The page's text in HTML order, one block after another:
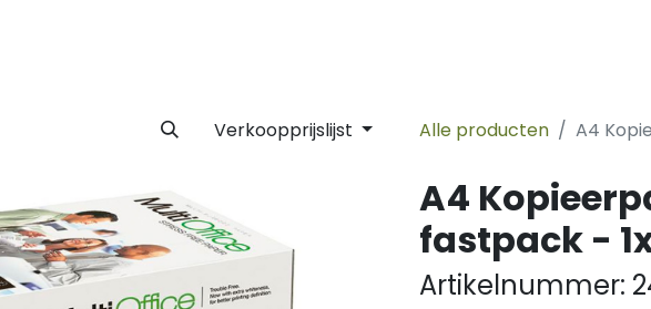
Verkoopprijslijst Alle producten A4
A4
fastpack -
Artikelnummer: